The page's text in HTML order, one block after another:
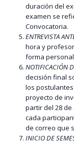
duración del
examen se
Convocatoria.
ENTREVISTA
hora y
forma
NOTIFICACIÓN
decisión final
los
proyecto de
partir del 28
cada
de correo que
INICIO DE